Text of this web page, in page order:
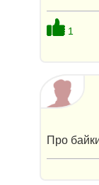
1
Про